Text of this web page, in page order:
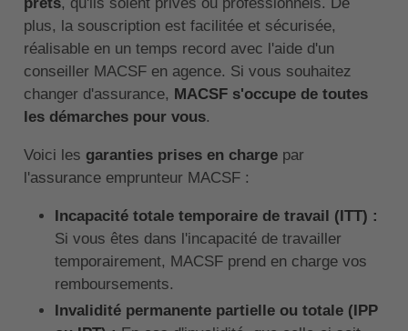
plus, la souscription est facilitée et sécurisée,
réalisable en un temps record avec l'aide d'un
conseiller MACSF en agence. Si vous souhaitez
changer d'assurance, MACSF s'occupe de toutes
les démarches pour vous.
Voici les garanties prises en chargepar
l'assurance emprunteur MACSF :
Incapacité totale temporaire de travail (ITT) :
Si vous êtes dans l'incapacité de travailler
temporairement, MACSF prend en charge vos
remboursements.
Invalidité permanente partielle ou totale (IPP